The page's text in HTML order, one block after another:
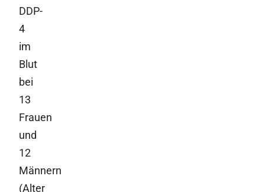
DDP-
4
im
Blut
bei
13
Frauen
und
12
Männern
(Alter